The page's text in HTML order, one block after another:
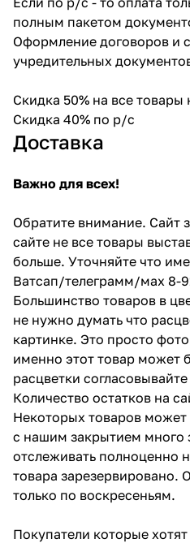
полным пакетом
Оформление договоров и
учредительных
Скидка 50% на все
Скидка 40% по р/с
Доставка
Важно для всех!
Обратите внимание. Сайт
сайте не все товары
больше. Уточняйте что
Ватсап/телеграмм/мах 8-
Большинство товаров в
не нужно думать что
картинке. Это просто
именно этот товар может
расцветки
Количество остатков на
Некоторых товаров может
с нашим закрытием много
отслеживать полноценно
товара зарезервировано.
только по воскресеньям.
Покупатели которые